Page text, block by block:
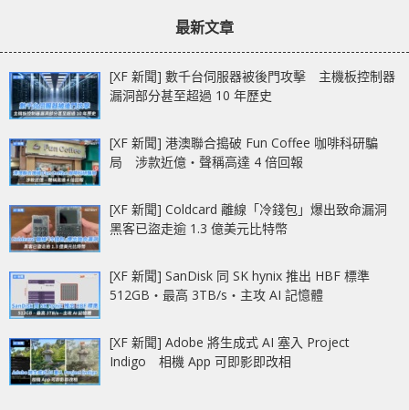
最新文章
[XF 新聞] 數千台伺服器被後門攻擊 主機板控制器
漏洞部分甚至超過 10 年歷史
[XF 新聞] 港澳聯合搗破 Fun Coffee 咖啡科研騙
局 涉款近億‧聲稱高達 4 倍回報
[XF 新聞] Coldcard 離線「冷錢包」爆出致命漏洞
黑客已盜走逾 1.3 億美元比特幣
[XF 新聞] SanDisk 同 SK hynix 推出 HBF 標準
512GB‧最高 3TB/s‧主攻 AI 記憶體
[XF 新聞] Adobe 將生成式 AI 塞入 Project
Indigo 相機 App 可即影即改相